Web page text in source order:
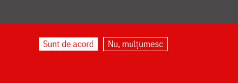
Sunt de acord Nu, mulțumesc